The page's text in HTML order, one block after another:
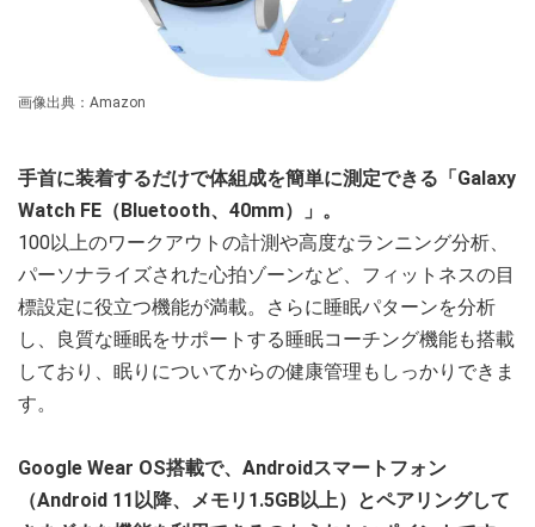
画像出典：Amazon
手首に装着するだけで体組成を簡単に測定できる「Galaxy
Watch FE（Bluetooth、40mm）」。
100以上のワークアウトの計測や高度なランニング分析、
パーソナライズされた心拍ゾーンなど、フィットネスの目
標設定に役立つ機能が満載。さらに睡眠パターンを分析
し、良質な睡眠をサポートする睡眠コーチング機能も搭載
しており、眠りについてからの健康管理もしっかりできま
す。
Google Wear OS搭載で、Androidスマートフォン
（Android 11以降、メモリ1.5GB以上）とペアリングして